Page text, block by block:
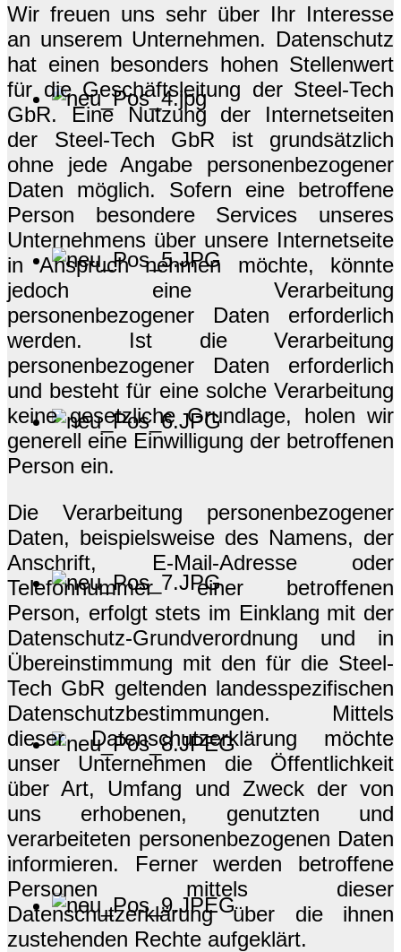
Wir freuen uns sehr über Ihr Interesse
an unserem Unternehmen. Datenschutz
hat einen besonders hohen Stellenwert
für die Geschäftsleitung der Steel-Tech
GbR. Eine Nutzung der Internetseiten
der Steel-Tech GbR ist grundsätzlich
ohne jede Angabe personenbezogener
Daten möglich. Sofern eine betroffene
Person besondere Services unseres
Unternehmens über unsere Internetseite
in Anspruch nehmen möchte, könnte
jedoch eine Verarbeitung
personenbezogener Daten erforderlich
werden. Ist die Verarbeitung
personenbezogener Daten erforderlich
und besteht für eine solche Verarbeitung
keine gesetzliche Grundlage, holen wir
generell eine Einwilligung der betroffenen
Person ein.
Die Verarbeitung personenbezogener
Daten, beispielsweise des Namens, der
Anschrift, E-Mail-Adresse oder
Telefonnummer einer betroffenen
Person, erfolgt stets im Einklang mit der
Datenschutz-Grundverordnung und in
Übereinstimmung mit den für die Steel-
Tech GbR geltenden landesspezifischen
Datenschutzbestimmungen. Mittels
dieser Datenschutzerklärung möchte
unser Unternehmen die Öffentlichkeit
über Art, Umfang und Zweck der von
uns erhobenen, genutzten und
verarbeiteten personenbezogenen Daten
informieren. Ferner werden betroffene
Personen mittels dieser
Datenschutzerklärung über die ihnen
zustehenden Rechte aufgeklärt.